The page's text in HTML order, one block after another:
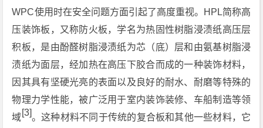
WPC使用时在安全问题方面引起了高度重视。HPL简称高
压装饰板，又称防火板，学名为热固性树脂浸渍纸高压层
积板，是由酚醛树脂浸渍纸为芯（底）层和由氨基树脂浸
渍纸为面层，经加热在高压下胶合而成的一种装饰材料，
因其具有坚硬光亮的表面以及良好的耐水、耐磨等特殊的
物理力学性能，被广泛用于室内装饰装修、车船制造等领
域[3]。这种材料不同于传统的复合板和其他一些材料，它